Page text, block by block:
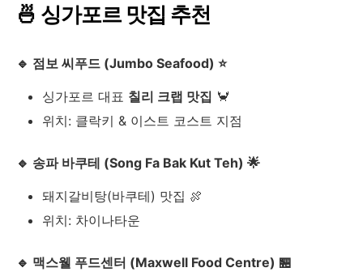
🍜 싱가포르 맛집 추천
🔹 점보 씨푸드 (Jumbo Seafood) ⭐️
싱가포르 대표 칠리 크랩 맛집 🦀
위치: 클락키 & 이스트 코스트 지점
🔹 송파 바쿠테 (Song Fa Bak Kut Teh) 🌟
돼지갈비탕(바쿠테) 맛집 🍖
위치: 차이나타운
🔹 맥스웰 푸드센터 (Maxwell Food Centre) 🏪